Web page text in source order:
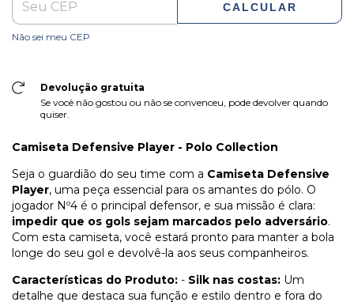
CALCULAR
Não sei meu CEP
Devolução gratuita
Se você não gostou ou não se convenceu, pode devolver quando
quiser.
Camiseta Defensive Player - Polo Collection
Seja o guardião do seu time com a Camiseta Defensive
Player, uma peça essencial para os amantes do pólo. O
jogador Nº4 é o principal defensor, e sua missão é clara:
impedir que os gols sejam marcados pelo adversário.
Com esta camiseta, você estará pronto para manter a bola
longe do seu gol e devolvê-la aos seus companheiros.
Características do Produto: - Silk nas costas: Um
detalhe que destaca sua função e estilo dentro e fora do